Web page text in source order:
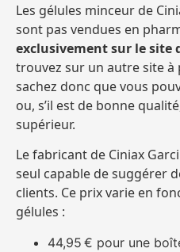
Les gélules minceur de
sont pas vendues en
exclusivement sur le site
trouvez sur un autre site
sachez donc que vous
ou, s’il est de bonne
supérieur.
Le fabricant de Ciniax
seul capable de suggérer
clients. Ce prix varie en
gélules :
44,95 € pour une